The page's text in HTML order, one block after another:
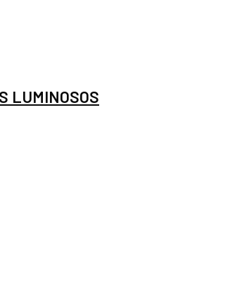
LUMINOSOS